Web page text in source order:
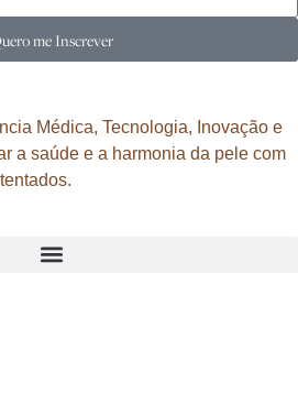
me Inscrever
Médica, Tecnologia, Inovação e
a saúde e a harmonia da pele com